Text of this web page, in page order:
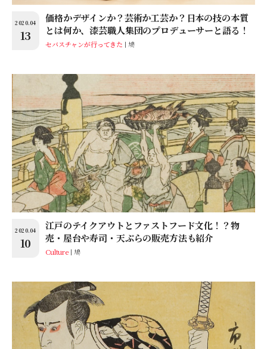
2020.04
13
価格かデザインか？芸術か工芸か？日本の技の本質
とは何か、漆芸職人集団のプロデューサーと語る！
セバスチャンが行ってきた 鳩
2020.04
10
江戸のテイクアウトとファストフード文化！？物
売・屋台や寿司・天ぷらの販売方法も紹介
Culture 鳩